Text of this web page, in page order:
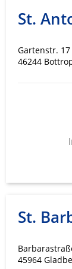
St.
Gartenstr. 17
46244
St.
45964